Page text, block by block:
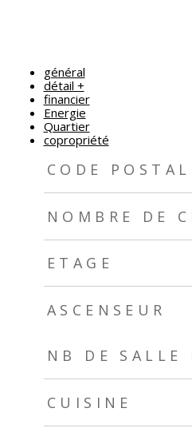
général
détail +
financier
Energie
Quartier
copropriété
CODE POSTAL
NOMBRE DE
ETAGE
ASCENSEUR
NB DE SALLE
CUISINE